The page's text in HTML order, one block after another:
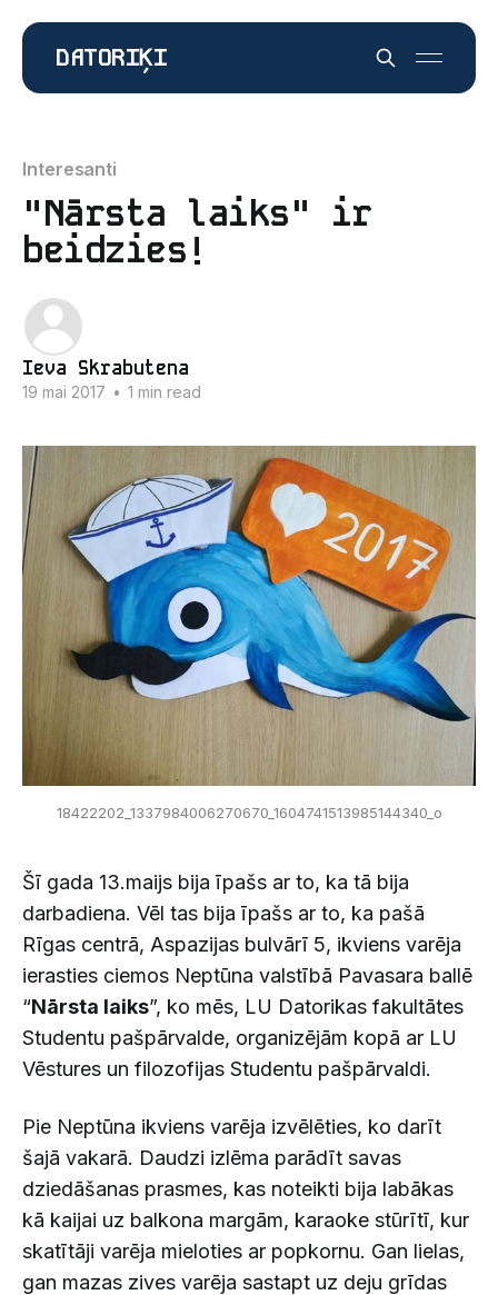
DATORIĶI
Interesanti
"Nārsta laiks" ir
beidzies!
Ieva Skrabutena
19 mai 2017 • 1 min read
18422202_1337984006270670_1604741513985144340_o
Šī gada 13.maijs bija īpašs ar to, ka tā bija
darbadiena. Vēl tas bija īpašs ar to, ka pašā
Rīgas centrā, Aspazijas bulvārī 5, ikviens varēja
ierasties ciemos Neptūna valstībā Pavasara ballē
“Nārsta laiks”, ko mēs, LU Datorikas fakultātes
Studentu pašpārvalde, organizējām kopā ar LU
Vēstures un filozofijas Studentu pašpārvaldi.
Pie Neptūna ikviens varēja izvēlēties, ko darīt
šajā vakarā. Daudzi izlēma parādīt savas
dziedāšanas prasmes, kas noteikti bija labākas
kā kaijai uz balkona margām, karaoke stūrītī, kur
skatītāji varēja mieloties ar popkornu. Gan lielas,
gan mazas zives varēja sastapt uz deju grīdas